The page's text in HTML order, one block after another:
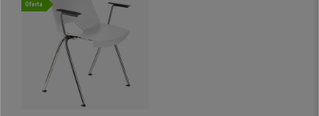
Oferta